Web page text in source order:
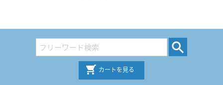
カートを見る